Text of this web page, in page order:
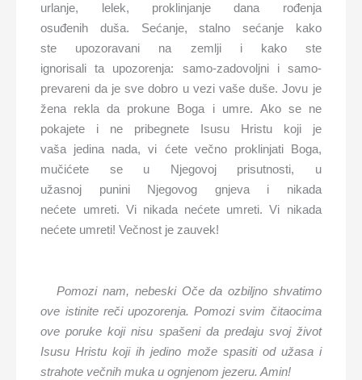
urlanje, lelek, proklinjanje dana rođenja
osuđenih duša. Sećanje, stalno sećanje kako
ste upozoravani na zemlji i kako ste
ignorisali ta upozorenja: samo-zadovoljni i samo-
prevareni da je sve dobro u vezi vaše duše. Jovu je
žena rekla da prokune Boga i umre. Ako se ne
pokajete i ne pribegnete Isusu Hristu koji je
vaša jedina nada, vi ćete večno proklinjati Boga,
mučićete se u Njegovoj prisutnosti, u
užasnoj punini Njegovog gnjeva i nikada
nećete umreti. Vi nikada nećete umreti. Vi nikada
nećete umreti! Večnost je zauvek!
Pomozi nam, nebeski Oče da ozbiljno shvatimo
ove istinite reči upozorenja. Pomozi svim čitaocima
ove poruke koji nisu spašeni da predaju svoj život
Isusu Hristu koji ih jedino može spasiti od užasa i
strahote večnih muka u ognjenom jezeru. Amin!